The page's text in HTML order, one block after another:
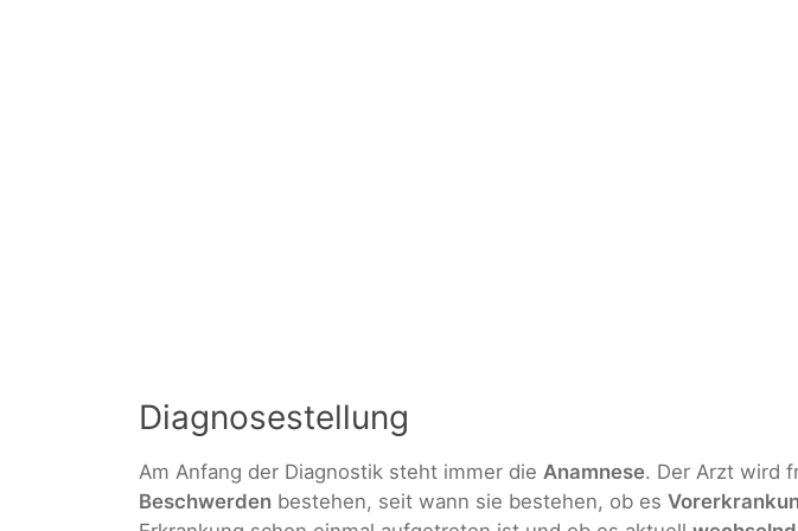
Diagnosestellung
Am Anfang der Diagnostik steht immer die Anamnese. Der Arzt wird
Beschwerden bestehen, seit wann sie bestehen, ob es